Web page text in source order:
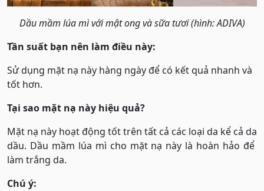
Dầu mầm lúa mì với mật ong và sữa tươi (hình: ADIVA)
Tần suất bạn nên làm điều này:
Sử dụng mặt nạ này hàng ngày để có kết quả nhanh và
tốt hơn.
Tại sao mặt nạ này hiệu quả?
Mặt nạ này hoạt động tốt trên tất cả các loại da kể cả da
dầu. Dầu mầm lúa mì cho mặt nạ này là hoàn hảo để
làm trắng da.
Chú ý: